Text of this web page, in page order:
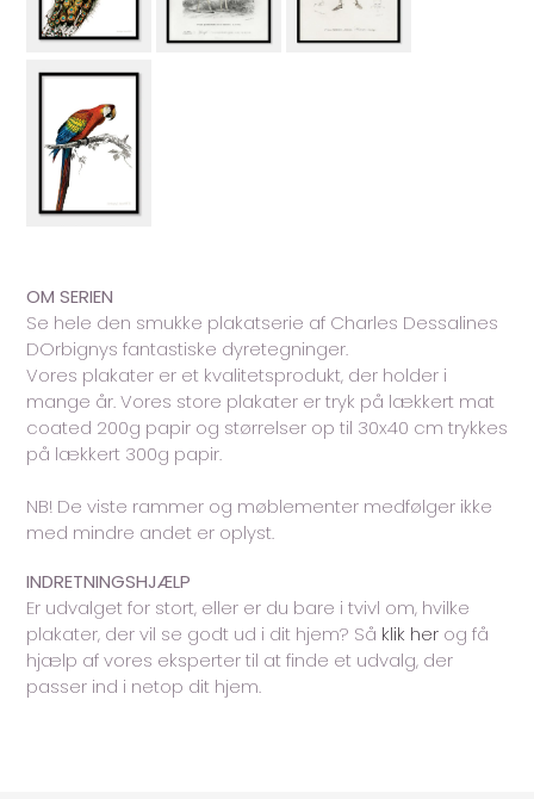
OM SERIEN
Se hele den smukke plakatserie af Charles Dessalines
DOrbignys fantastiske dyretegninger.
Vores plakater er et kvalitetsprodukt, der holder i
mange år. Vores store plakater er tryk på lækkert mat
coated 200g papir og størrelser op til 30x40 cm trykkes
på lækkert 300g papir.
NB! De viste rammer og møblementer medfølger ikke
med mindre andet er oplyst.
INDRETNINGSHJÆLP
Er udvalget for stort, eller er du bare i tvivl om, hvilke
plakater, der vil se godt ud i dit hjem? Så klik her og få
hjælp af vores eksperter til at finde et udvalg, der
passer ind i netop dit hjem.